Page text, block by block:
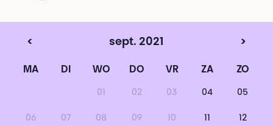
< sept. 2021 >
MA DI WO DO VR ZA ZO
01 02 03 04 05
06 07 08 09 10 11 12